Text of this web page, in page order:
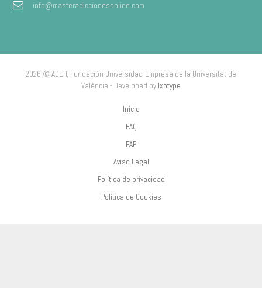
info@masteradiccionesonline.com
2026 © ADEIT, Fundación Universidad-Empresa de la Universitat de
València - Developed by Ixotype
Inicio
FAQ
FAP
Aviso Legal
Política de privacidad
Política de Cookies